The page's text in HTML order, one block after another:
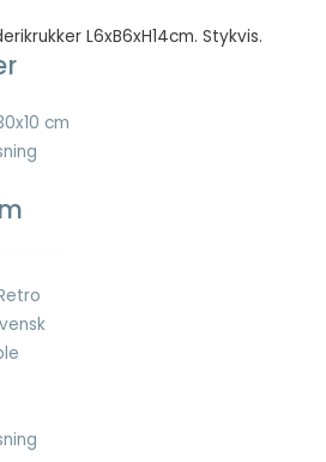
L6xB6xH14cm. Stykvis.